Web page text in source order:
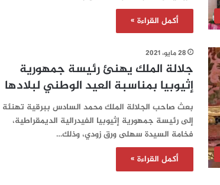
أكمل القراءة »
28 مايو، 2021
جلالة الملك يهنئ رئيسة جمهورية
إثيوبيا بمناسبة العيد الوطني لبلادها
بعث صاحب الجلالة الملك محمد السادس ببرقية تهنئة
إلى رئيسة جمهورية إثيوبيا الفيدرالية الديمقراطية،
فخامة السيدة سهلى ورق زودي، وذلك…
أكمل القراءة »